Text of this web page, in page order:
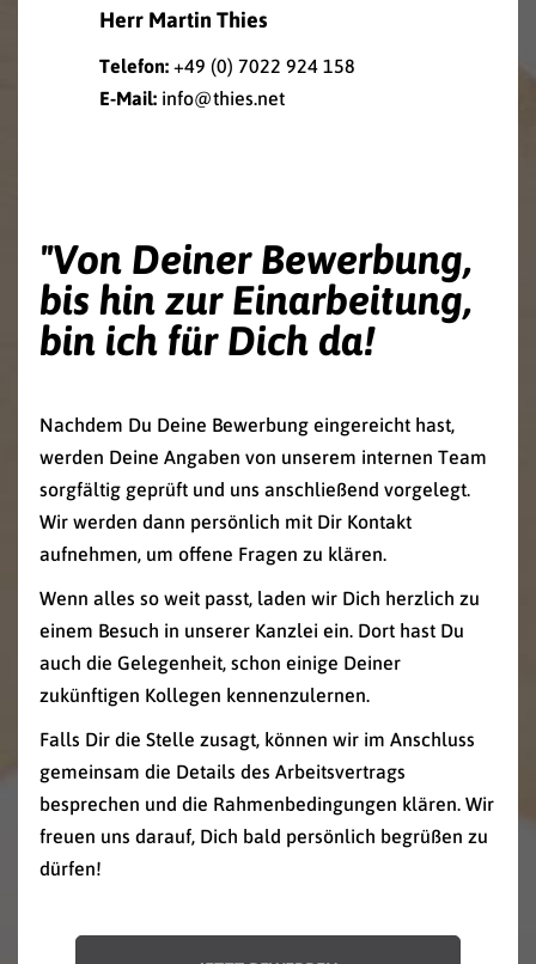
Herr Martin Thies
Telefon: +49 (0) 7022 924 158
E-Mail: info@thies.net
"Von Deiner Bewerbung,
bis hin zur Einarbeitung,
bin ich für Dich da!
Nachdem Du Deine Bewerbung eingereicht hast,
werden Deine Angaben von unserem internen Team
sorgfältig geprüft und uns anschließend vorgelegt.
Wir werden dann persönlich mit Dir Kontakt
aufnehmen, um offene Fragen zu klären.
Wenn alles so weit passt, laden wir Dich herzlich zu
einem Besuch in unserer Kanzlei ein. Dort hast Du
auch die Gelegenheit, schon einige Deiner
zukünftigen Kollegen kennenzulernen.
Falls Dir die Stelle zusagt, können wir im Anschluss
gemeinsam die Details des Arbeitsvertrags
besprechen und die Rahmenbedingungen klären. Wir
freuen uns darauf, Dich bald persönlich begrüßen zu
dürfen!